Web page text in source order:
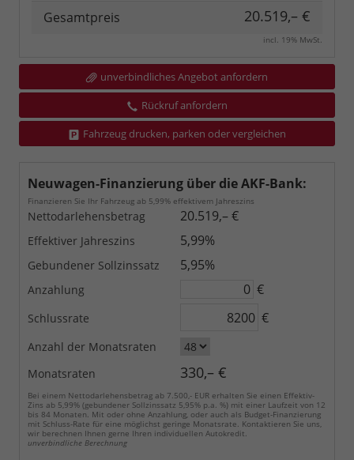
Gesamtpreis 20.519,– €
incl. 19% MwSt.
unverbindliches Angebot anfordern
Rückruf anfordern
Fahrzeug drucken, parken oder vergleichen
Neuwagen-Finanzierung über die AKF-Bank:
Finanzieren Sie Ihr Fahrzeug ab 5,99% effektivem Jahreszins
Nettodarlehensbetrag 20.519,– €
Effektiver Jahreszins 5,99%
Gebundener Sollzinssatz 5,95%
Anzahlung €
Schlussrate €
Anzahl der Monatsraten
Monatsraten
330,– €
Bei einem Nettodarlehensbetrag ab 7.500,- EUR erhalten Sie einen Effektiv-
Zins ab 5,99% (gebundener Sollzinssatz 5,95% p.a. %) mit einer Laufzeit von 12
bis 84 Monaten. Mit oder ohne Anzahlung, oder auch als Budget-Finanzierung
mit Schluss-Rate für eine möglichst geringe Monatsrate. Kontaktieren Sie uns,
wir berechnen Ihnen gerne Ihren individuellen Autokredit.
unverbindliche Berechnung